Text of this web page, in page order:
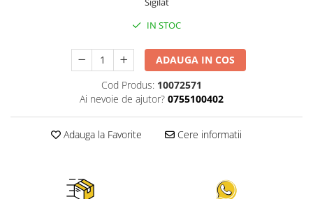
IN STOC
ADAUGA IN COS
Cod Produs: 10072571
Ai nevoie de ajutor? 0755100402
Adauga la Favorite Cere informatii